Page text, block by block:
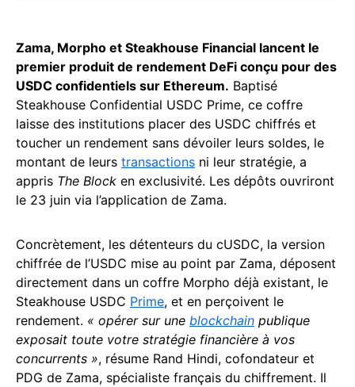
Zama, Morpho et Steakhouse Financial lancent le
premier produit de rendement DeFi conçu pour des
USDC confidentiels sur Ethereum. Baptisé
Steakhouse Confidential USDC Prime, ce coffre
laisse des institutions placer des USDC chiffrés et
toucher un rendement sans dévoiler leurs soldes, le
montant de leurs transactions ni leur stratégie, a
appris The Block en exclusivité. Les dépôts ouvriront
le 23 juin via l’application de Zama.
Concrètement, les détenteurs du cUSDC, la version
chiffrée de l’USDC mise au point par Zama, déposent
directement dans un coffre Morpho déjà existant, le
Steakhouse USDC Prime, et en perçoivent le
rendement. « opérer sur une blockchain publique
exposait toute votre stratégie financière à vos
concurrents », résume Rand Hindi, cofondateur et
PDG de Zama, spécialiste français du chiffrement. Il